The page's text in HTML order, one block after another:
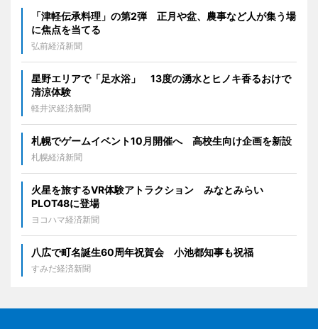
「津軽伝承料理」の第2弾 正月や盆、農事など人が集う場
に焦点を当てる
弘前経済新聞
星野エリアで「足水浴」 13度の湧水とヒノキ香るおけで
清涼体験
軽井沢経済新聞
札幌でゲームイベント10月開催へ 高校生向け企画を新設
札幌経済新聞
火星を旅するVR体験アトラクション みなとみらい
PLOT48に登場
ヨコハマ経済新聞
八広で町名誕生60周年祝賀会 小池都知事も祝福
すみだ経済新聞